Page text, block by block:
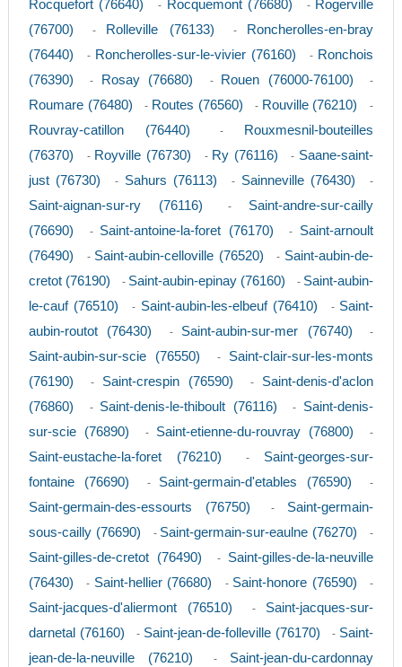
Rocquefort (76640) - Rocquemont (76680) - Rogerville
(76700)
- Rolleville (76133) -
Roncherolles-en-bray
(76440)
- Roncherolles-sur-le-vivier (76160) - Ronchois
(76390)
- Rosay (76680) - Rouen (76000-76100) -
Roumare (76480) - Routes (76560) - Rouville (76210) -
Rouvray-catillon (76440) -
Rouxmesnil-bouteilles
(76370)
- Royville (76730) - Ry (76116) - Saane-saint-
just (76730)
- Sahurs (76113) - Sainneville (76430) -
Saint-aignan-sur-ry (76116) - Saint-andre-sur-cailly
(76690)
- Saint-antoine-la-foret (76170) - Saint-arnoult
(76490)
- Saint-aubin-celloville (76520) - Saint-aubin-de-
cretot (76190)
- Saint-aubin-epinay (76160) - Saint-aubin-
le-cauf (76510)
- Saint-aubin-les-elbeuf (76410) - Saint-
aubin-routot (76430)
- Saint-aubin-sur-mer (76740) -
Saint-aubin-sur-scie (76550) - Saint-clair-sur-les-monts
(76190)
- Saint-crespin (76590) - Saint-denis-d'aclon
(76860)
- Saint-denis-le-thiboult (76116) - Saint-denis-
sur-scie (76890)
- Saint-etienne-du-rouvray (76800) -
Saint-eustache-la-foret (76210) - Saint-georges-sur-
fontaine (76690)
- Saint-germain-d'etables (76590) -
Saint-germain-des-essourts (76750) - Saint-germain-
sous-cailly (76690)
- Saint-germain-sur-eaulne (76270) -
Saint-gilles-de-cretot (76490) - Saint-gilles-de-la-neuville
(76430)
- Saint-hellier (76680) - Saint-honore (76590) -
Saint-jacques-d'aliermont (76510) - Saint-jacques-sur-
darnetal (76160)
- Saint-jean-de-folleville (76170) - Saint-
jean-de-la-neuville (76210)
- Saint-jean-du-cardonnay